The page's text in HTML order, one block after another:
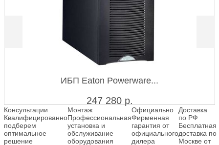
ИБП Eaton Powerware...
247 280 р.
Консультации
Квалифицированно
подберем
оптимальное
решение
Монтаж
Профессиональная
установка и
обслуживание
оборудования
Официально
Фирменная
гарантия от
официального
дилера
Доставка
по РФ
Бесплатная
доставка по
Москве от